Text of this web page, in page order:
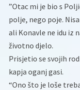
”Otac mi je bio s
polje, nego poje.
ali Konavle ne idu iz
životno djelo.
Prisjetio se svojih
kapja oganj gasi.
“Ono što je loše